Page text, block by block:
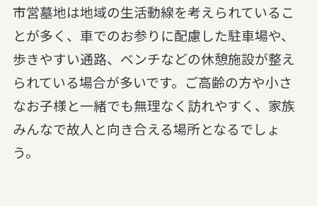
市営墓地は地域の生活動線を考えられているこ
とが多く、車でのお参りに配慮した駐車場や、
歩きやすい通路、ベンチなどの休憩施設が整え
られている場合が多いです。ご高齢の方や小さ
なお子様と一緒でも無理なく訪れやすく、家族
みんなで故人と向き合える場所となるでしょ
う。